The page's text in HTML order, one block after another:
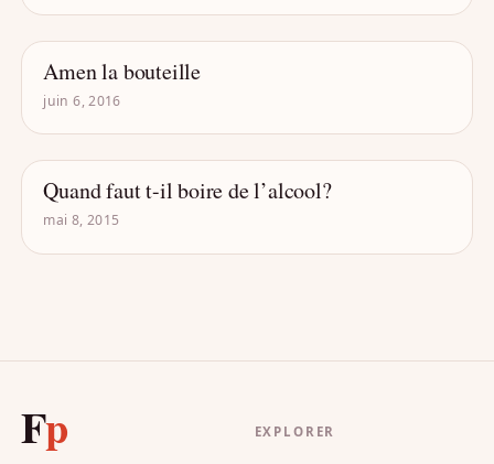
- DRÔLE D'ALCOOL
Amen la bouteille
juin 6, 2016
- DRÔLE D'ALCOOL
Quand faut t-il boire de l’alcool?
mai 8, 2015
Fp EXPLORER